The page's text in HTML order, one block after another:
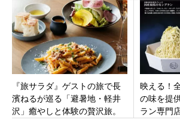
どら焼き
『旅サラダ』ゲストの旅で長
濱ねるが巡る「避暑地・軽井
沢」癒やしと体験の贅沢旅。
映える！
の味を提
ラン専門